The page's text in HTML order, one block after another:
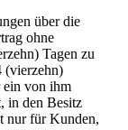
über die
ohne
Tagen zu
(vierzehn)
ein von ihm
in den Besitz
nur für Kunden,